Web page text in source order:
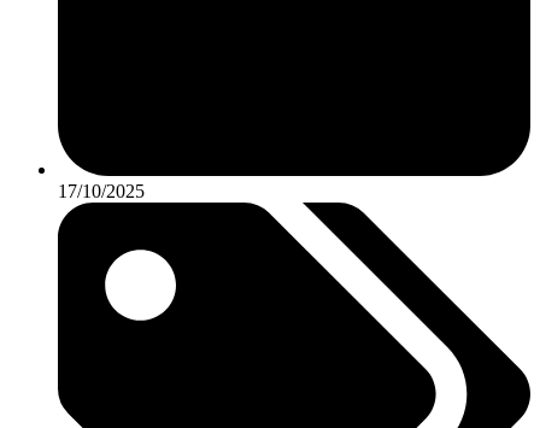
17/10/2025